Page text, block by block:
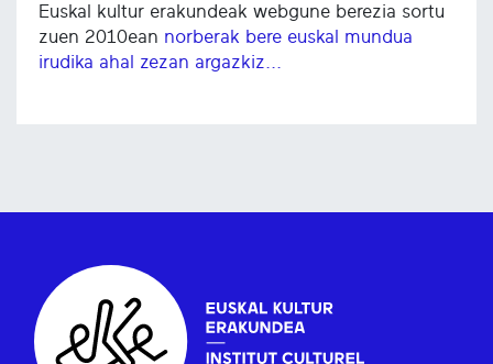
Euskal kultur erakundeak webgune berezia sortu
zuen 2010ean norberak bere euskal mundua
irudika ahal zezan argazkiz...